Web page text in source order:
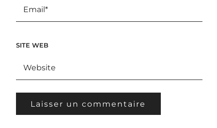
SITE WEB